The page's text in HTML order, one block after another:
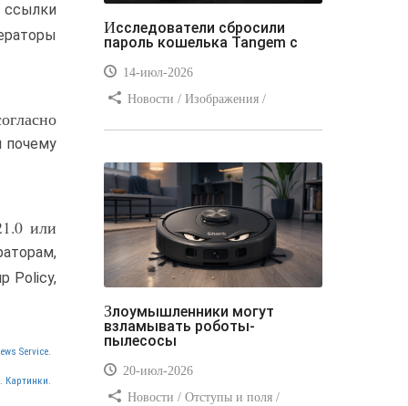
ссылки
почему
или
Policy,
Service.
Картинки.
Исследователи сбросили
пароль кошелька Tangem с
14-июл-2026
Новости / Изображения /
/ Вёрстка / Видео уроки
Злоумышленники могут
взламывать роботы-
пылесосы
20-июл-2026
Новости / Отступы и поля /